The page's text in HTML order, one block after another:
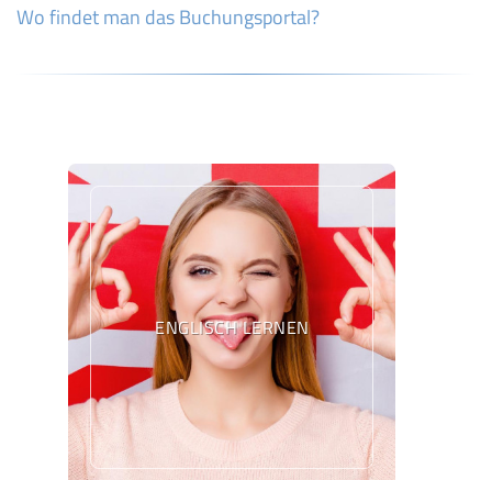
Wo findet man das Buchungsportal?
ENGLISCH LERNEN